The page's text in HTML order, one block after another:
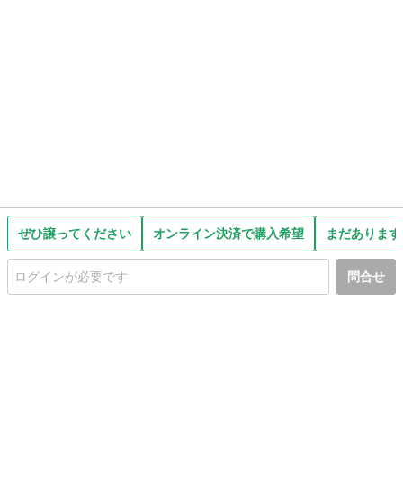
ぜひ譲ってください オンライン決済で購入希望 まだありま
問合せ